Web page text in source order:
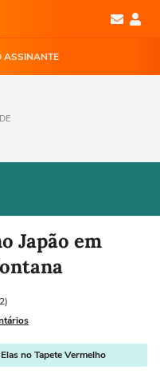
ASSINANTE
Japão em
no Tapete Vermelho